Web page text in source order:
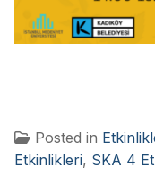
Posted in
Etkinlikleri, SKA 4